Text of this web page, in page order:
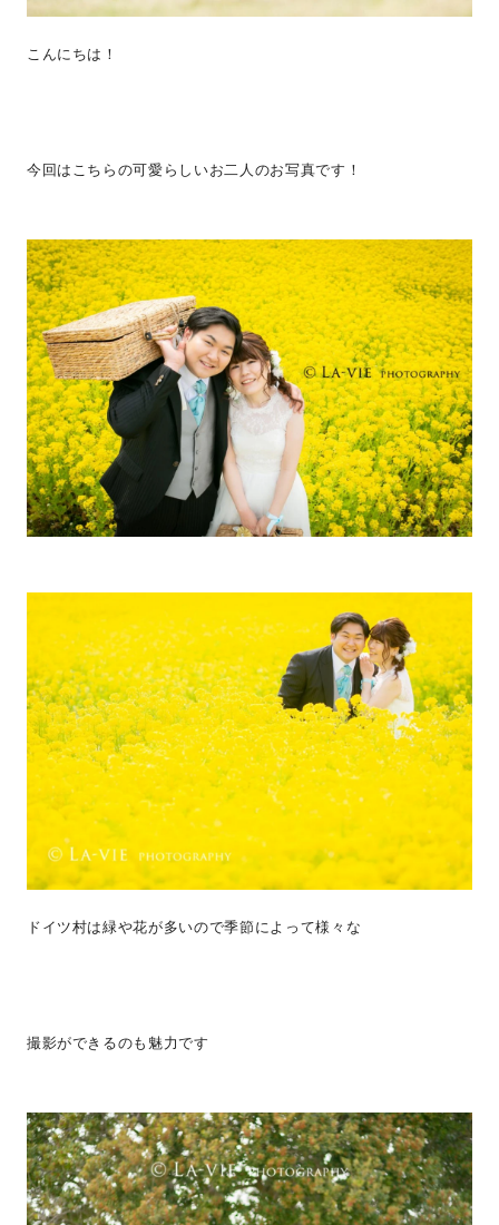
こんにちは！
今回はこちらの可愛らしいお二人のお写真です！
ドイツ村は緑や花が多いので季節によって様々な
撮影ができるのも魅力です